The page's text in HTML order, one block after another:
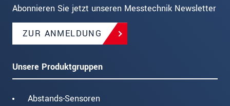
Abonnieren Sie jetzt unseren Messtechnik Newsletter
ZUR ANMELDUNG
Unsere Produktgruppen
Abstands-Sensoren